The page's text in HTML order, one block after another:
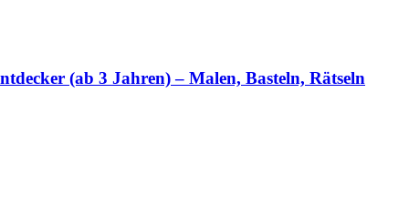
(ab 3 Jahren) – Malen, Basteln, Rätseln